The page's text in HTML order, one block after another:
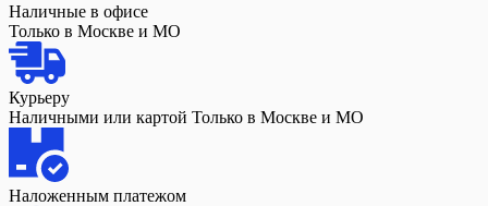
Наличные в офисе
Только в Москве и МО
Курьеру
Наличными или картой Только в Москве и МО
Наложенным платежом